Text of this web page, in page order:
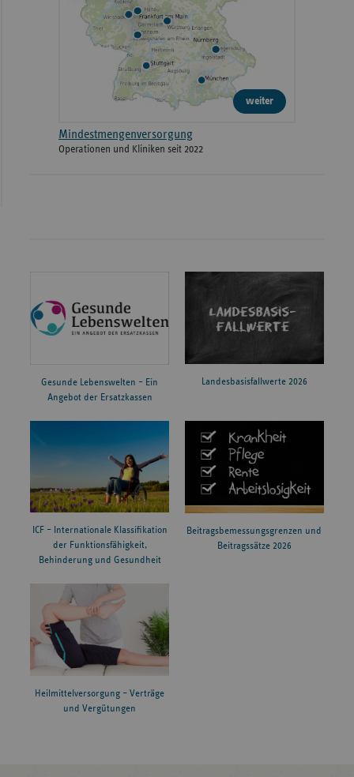
weiter
Mindestmengenversorgung
Operationen und Kliniken seit 2022
Gesunde Lebenswelten – Ein
Angebot der Ersatzkassen
Landesbasisfallwerte 2026
ICF – Internationale Klassifikation
der Funktionsfähigkeit,
Behinderung und Gesundheit
Beitragsbemessungsgrenzen und
Beitragssätze 2026
Heilmittelversorgung – Verträge
und Vergütungen